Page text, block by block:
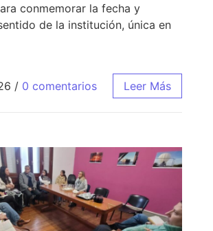
conmemorar la fecha y
de la institución, única en
/ 0 comentarios Leer Más